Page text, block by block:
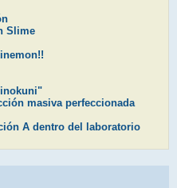
Slime
masiva perfeccionada
A dentro del laboratorio